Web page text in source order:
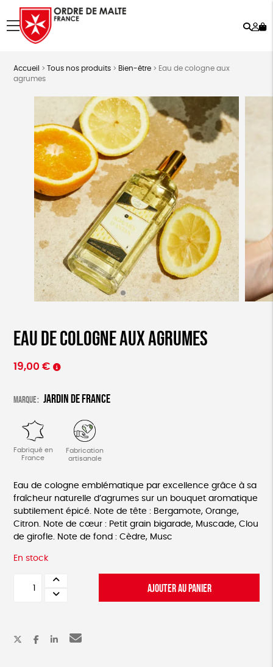
menu
Accueil > Tous nos produits> Bien-être> Eau de cologne aux
agrumes
Eau de cologne aux agrumes
19,00 €
Marque : Jardin de France
Fabriqué en
France
Fabrication
artisanale
Eau de cologne emblématique par excellence grâce à sa
fraîcheur naturelle d’agrumes sur un bouquet aromatique
subtilement épicé. Note de tête : Bergamote, Orange,
Citron. Note de cœur : Petit grain bigarade, Muscade, Clou
de girofle. Note de fond : Cèdre, Musc
En stock
agrumes
AJOUTER AU PANIER